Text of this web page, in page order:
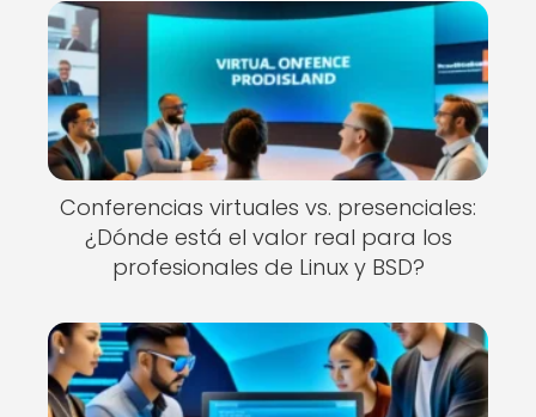
Conferencias virtuales vs. presenciales:
¿Dónde está el valor real para los
profesionales de Linux y BSD?